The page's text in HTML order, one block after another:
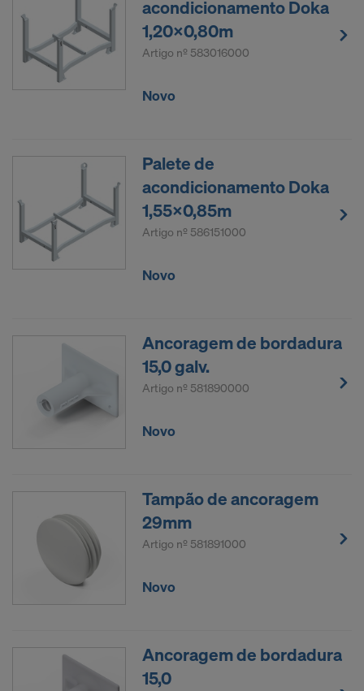
acondicionamento Doka
1,20x0,80m
Artigo nº 583016000
Novo
Palete de
acondicionamento Doka
1,55x0,85m
Artigo nº 586151000
Novo
Ancoragem de bordadura
15,0 galv.
Artigo nº 581890000
Novo
Tampão de ancoragem
29mm
Artigo nº 581891000
Novo
Ancoragem de bordadura
15,0